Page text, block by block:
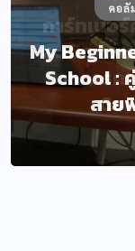
การ์ทเนอ
ละเมิดคว
จากการค
คอลั
My
School :
สาย